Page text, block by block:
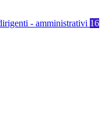
- amministrativi 16